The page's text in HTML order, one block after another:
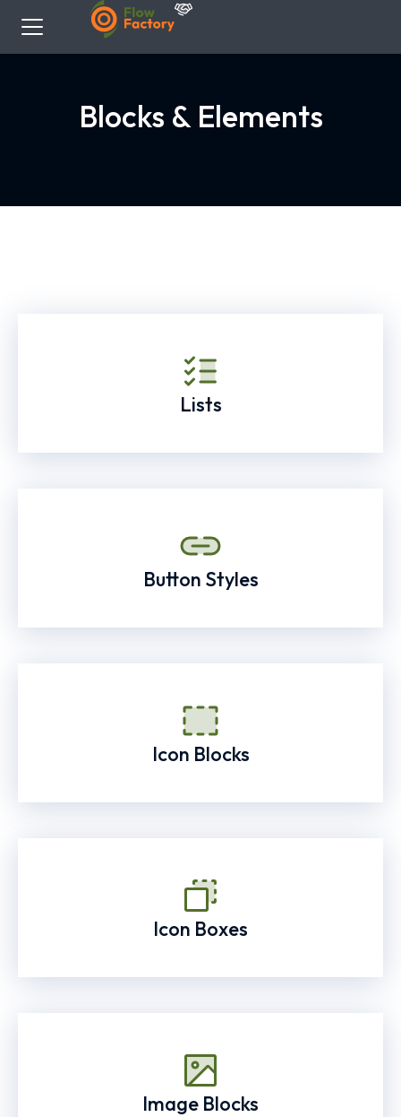
Blocks & Elements
Lists
Button Styles
Icon Blocks
Icon Boxes
Image Blocks